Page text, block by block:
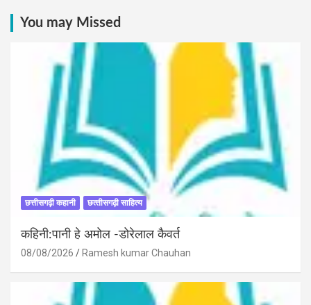
You may Missed
छत्तीसगढ़ी कहानी छत्‍तीसगढ़ी साहित्‍य
कहिनी:पानी हे अमोल -डोरेलाल कैवर्त
08/08/2026 Ramesh kumar Chauhan